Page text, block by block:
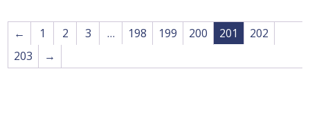
← 1 2 3 … 198 199 200 201
202
203
→